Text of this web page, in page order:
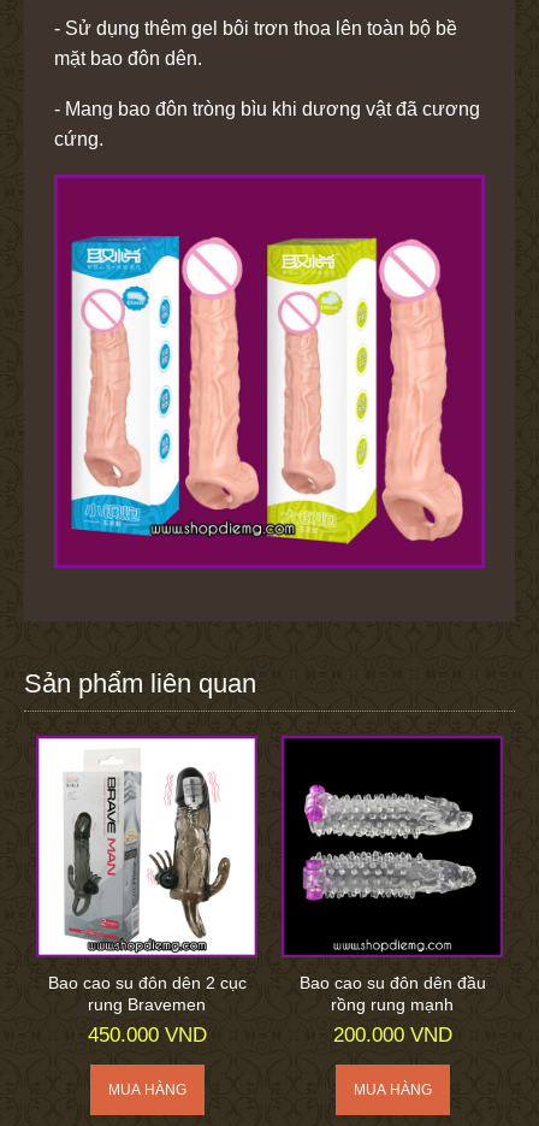
- Sử dụng thêm gel bôi trơn thoa lên toàn bộ bề
mặt bao đôn dên.
- Mang bao đôn tròng bìu khi dương vật đã cương
cứng.
Sản phẩm liên quan
Bao cao su đôn dên 2 cục
rung Bravemen
450.000 VND
Bao cao su đôn dên đầu
rồng rung mạnh
200.000 VND